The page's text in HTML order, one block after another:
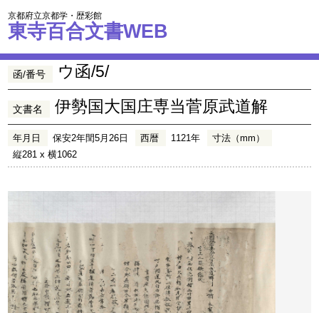
京都府立京都学・歴彩館
東寺百合文書WEB
函/番号 ウ函/5/
文書名 伊勢国大国庄専当菅原武道解
年月日 保安2年閏5月26日 西暦 1121年
寸法（mm）
縦281 x 横1062